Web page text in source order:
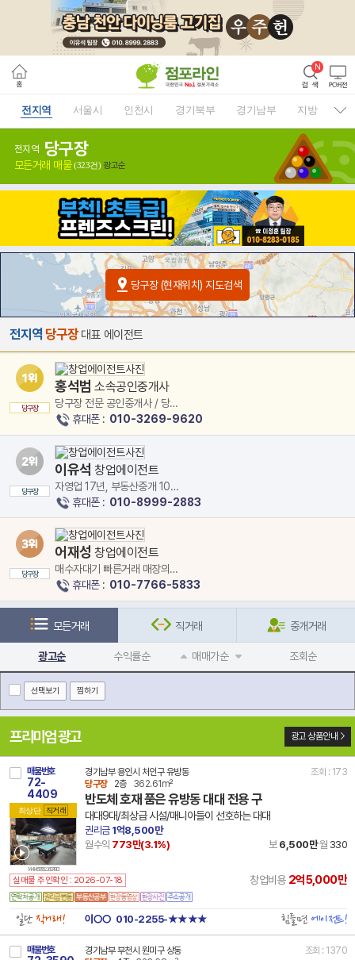
전지역 서울시 인천시 경기북부 경기남부 지방
전지역 당구장
모든거래 매물 (323건) 광고순
당구장 (현재위치) 지도검색
전지역 당구장 대표 에이전트
당구장
홍석범소속공인중개사
당구장 전문 공인중개사 / 당구
장매물 최다보유
휴대폰 : 010-3269-9620
당구장
이유석창업에이전트
자영업 17년, 부동산중개 10년
차 이유석팀장
휴대폰 : 010-8999-2883
당구장
어재성창업에이전트
매수자대기 빠른거래 매장의장
점과단점 확실하게
휴대폰 : 010-7766-5833
모든거래 직거래 중개거래
광고순 수익률순 매매가순 조회순
선택보기 찜하기
프리미엄 광고 광고 상품안내
매물번호
72-
4409
최상단 직거래
14 41461 7852 260718 101
경기남부 용인시 처인구 유방동
조회 : 173
당구장
2층 362.61m²
반도체 호재 품은 유방동 대대 전용 구
대대9대/최상급 시설/매니아들이 선호하는 대대
권리금1억8,500만
월수익 773만(3.1%) 보6,500만 월 330
실매물 주인확인 : 2026-07-18 창업비용 2억5,000만
일단직거래! 이○○ 010-2255-★★★★ 힘들면에이전트!
매물번호 경기남부 부천시 원미구 상동
조회 : 1370